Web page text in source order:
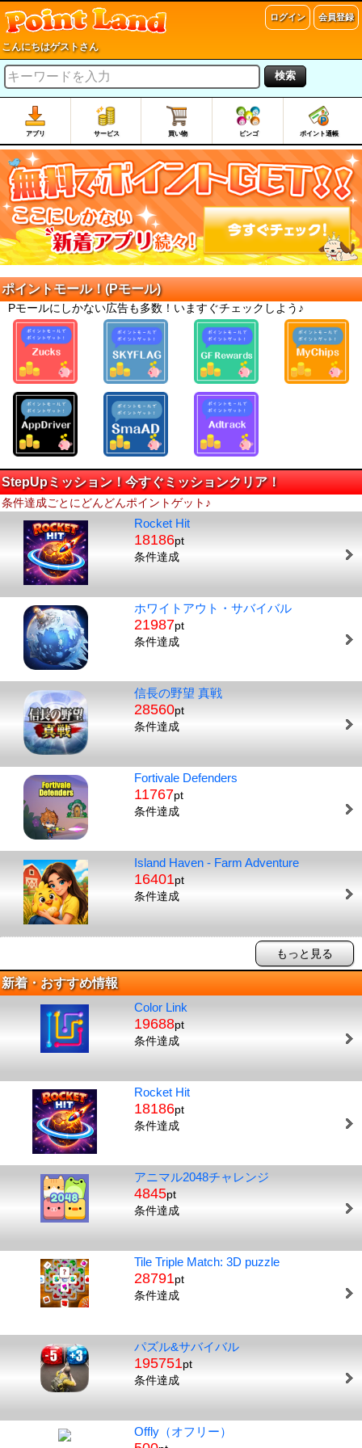
ログイン 会員登録
こんにちはゲストさん
検索
アプリ サービス 買い物 ビンゴ ポイント通帳
ポイントモール！(Pモール)
Pモールにしかない広告も多数！いますぐチェックしよう♪
StepUpミッション！今すぐミッションクリア！
条件達成ごとにどんどんポイントゲット♪
Rocket Hit
18186pt
条件達成
ホワイトアウト・サバイバル
21987pt
条件達成
信長の野望 真戦
28560pt
条件達成
Fortivale Defenders
11767pt
条件達成
Island Haven - Farm Adventure
16401pt
条件達成
もっと見る
新着・おすすめ情報
Color Link
19688pt
条件達成
Rocket Hit
18186pt
条件達成
アニマル2048チャレンジ
4845pt
条件達成
Tile Triple Match: 3D puzzle
28791pt
条件達成
パズル&サバイバル
195751pt
条件達成
Offly（オフリー）